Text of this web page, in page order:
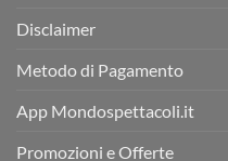
Disclaimer
Metodo di Pagamento
App Mondospettacoli.it
Promozioni e Offerte